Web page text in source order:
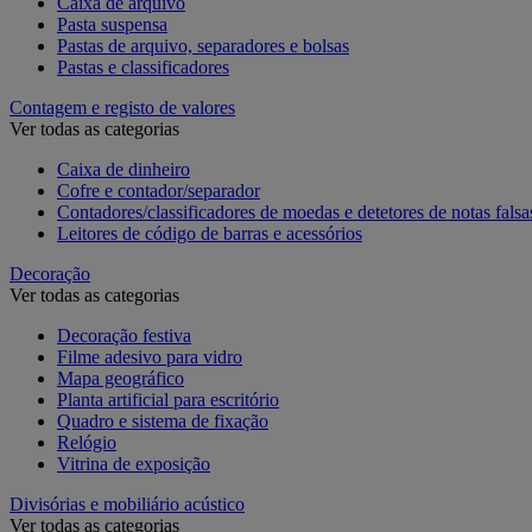
Pasta suspensa
Pastas de arquivo, separadores e bolsas
Pastas e classificadores
Contagem e registo de valores
Ver todas as categorias
Caixa de dinheiro
Cofre e contador/separador
Contadores/classificadores de moedas e detetores de notas
Leitores de código de barras e acessórios
Decoração
Ver todas as categorias
Decoração festiva
Filme adesivo para vidro
Mapa geográfico
Planta artificial para escritório
Quadro e sistema de fixação
Relógio
Vitrina de exposição
Divisórias e mobiliário acústico
Ver todas as categorias